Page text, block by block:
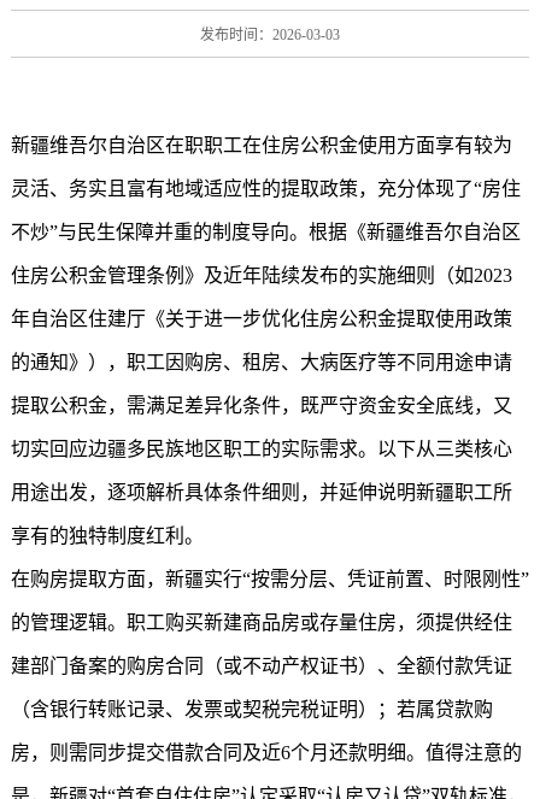
发布时间：2026-03-03
新疆维吾尔自治区在职职工在住房公积金使用方面享有较为
灵活、务实且富有地域适应性的提取政策，充分体现了“房住
不炒”与民生保障并重的制度导向。根据《新疆维吾尔自治区
住房公积金管理条例》及近年陆续发布的实施细则（如2023
年自治区住建厅《关于进一步优化住房公积金提取使用政策
的通知》），职工因购房、租房、大病医疗等不同用途申请
提取公积金，需满足差异化条件，既严守资金安全底线，又
切实回应边疆多民族地区职工的实际需求。以下从三类核心
用途出发，逐项解析具体条件细则，并延伸说明新疆职工所
享有的独特制度红利。
在购房提取方面，新疆实行“按需分层、凭证前置、时限刚性”
的管理逻辑。职工购买新建商品房或存量住房，须提供经住
建部门备案的购房合同（或不动产权证书）、全额付款凭证
（含银行转账记录、发票或契税完税证明）；若属贷款购
房，则需同步提交借款合同及近6个月还款明细。值得注意的